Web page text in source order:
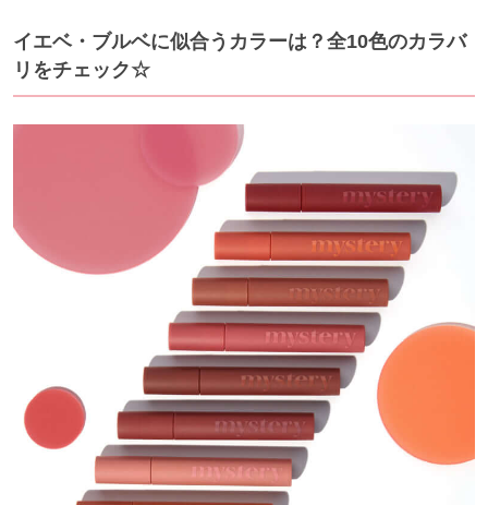
イエベ・ブルベに似合うカラーは？全10色のカラバ
リをチェック☆